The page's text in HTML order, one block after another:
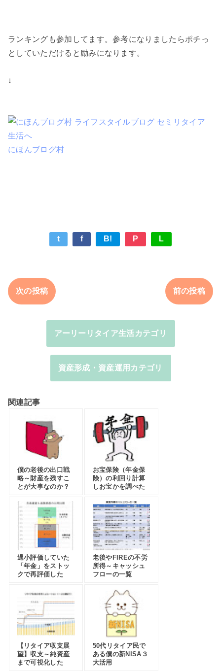
ランキングも参加してます。参考になりましたらポチっ
としていただけると励みになります。
↓
にほんブログ村
t f B! P L
次の投稿 前の投稿
アーリーリタイア生活カテゴリ
資産形成・資産運用カテゴリ
関連記事
僕の老後の出口戦
略～財産を残すこ
とが大事なのか？
お宝保険（年金保
険）の利回り計算
しお宝かを調べた
過小評価していた
「年金」をストッ
クで再評価した
老後やFIREの不労
所得～キャッシュ
フローの一覧
【リタイア収支展
望】収支～純資産
まで可視化した
50代リタイア民で
ある僕の新NISA３
大活用